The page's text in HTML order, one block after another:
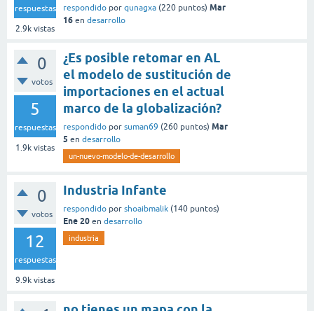
respuestas
2.9k vistas
respondido por qunagxa (220 puntos) Mar
16 en desarrollo
0
votos
5
respuestas
1.9k vistas
¿Es posible retomar en AL
el modelo de sustitución de
importaciones en el actual
marco de la globalización?
respondido por suman69 (260 puntos) Mar
5 en desarrollo
un-nuevo-modelo-de-desarrollo
0
votos
12
respuestas
9.9k vistas
Industria Infante
respondido por shoaibmalik (140 puntos)
Ene 20 en desarrollo
industria